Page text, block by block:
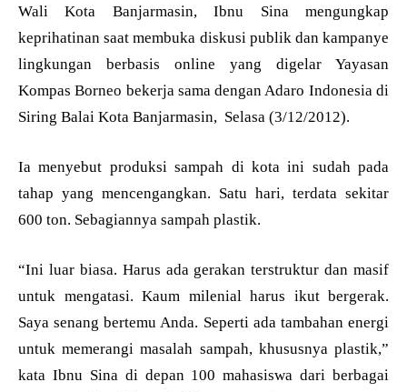
Wali Kota Banjarmasin, Ibnu Sina mengungkap
keprihatinan saat membuka diskusi publik dan kampanye
lingkungan berbasis online yang digelar Yayasan
Kompas Borneo bekerja sama dengan Adaro Indonesia di
Siring Balai Kota Banjarmasin, Selasa (3/12/2012).
Ia menyebut produksi sampah di kota ini sudah pada
tahap yang mencengangkan. Satu hari, terdata sekitar
600 ton. Sebagiannya sampah plastik.
“Ini luar biasa. Harus ada gerakan terstruktur dan masif
untuk mengatasi. Kaum milenial harus ikut bergerak.
Saya senang bertemu Anda. Seperti ada tambahan energi
untuk memerangi masalah sampah, khususnya plastik,”
kata Ibnu Sina di depan 100 mahasiswa dari berbagai